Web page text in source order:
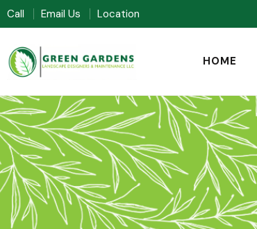
Call Email Us Location
HOME